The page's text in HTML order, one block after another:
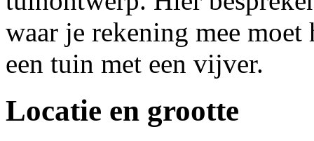
waar je rekening mee
een tuin met een vijver.
Locatie en grootte